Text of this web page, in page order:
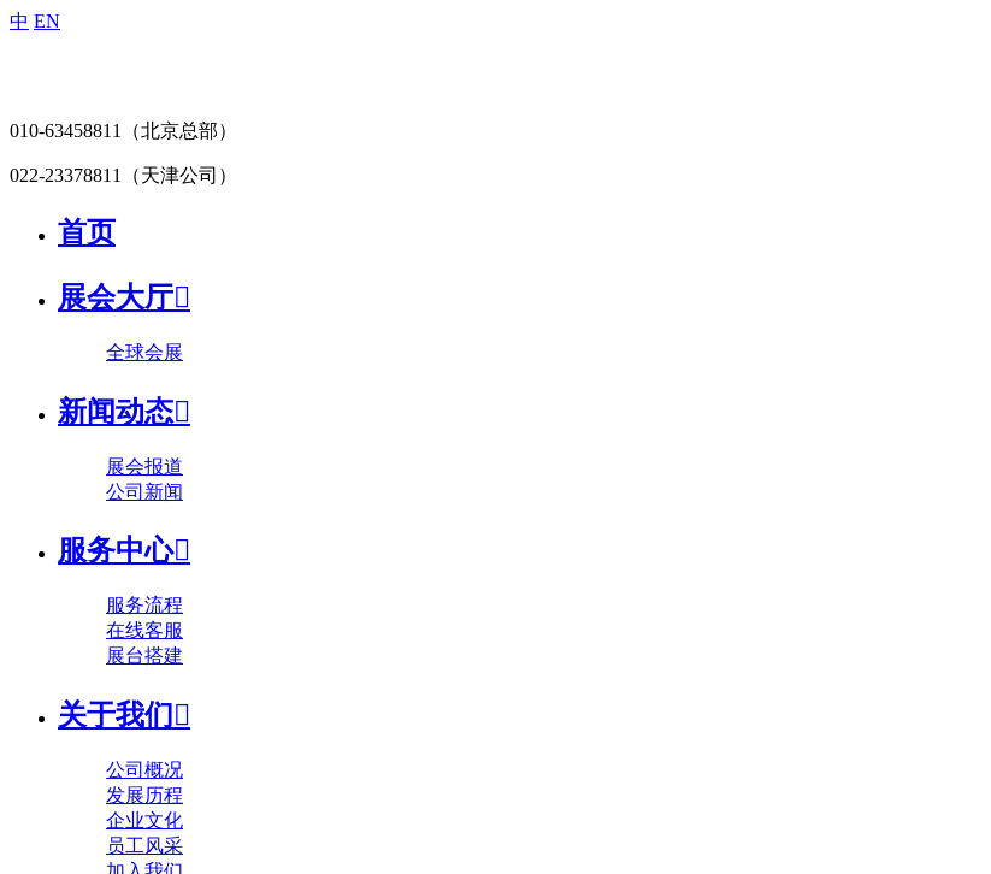
中 EN
010-63458811 （北京总部）
022-23378811 （天津公司）
首页
展会大厅
全球会展
新闻动态
展会报道
公司新闻
服务中心
服务流程
在线客服
展台搭建
关于我们 
公司概况
发展历程
企业文化
员工风采